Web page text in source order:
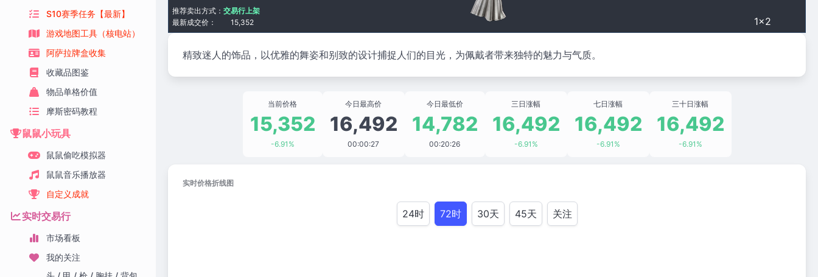
S10赛季任务【最新】
游戏地图工具（核电站）
阿萨拉牌盒收集
收藏品图鉴
物品单格价值
摩斯密码教程
鼠鼠小玩具
鼠鼠偷吃模拟器
鼠鼠音乐播放器
自定义成就
实时交易行
市场看板
我的关注
1×2
最新成交价： 15,352
推荐卖出方式： 交易行上架
精致迷人的饰品，以优雅的舞姿和别致的设计捕捉人们的目光，为佩戴者带来独特的魅力与气质。
当前价格
15,352
-6.91%
今日最高价
16,492
00:00:27
今日最低价
14,782
00:20:26
三日涨幅
16,492
-6.91%
七日涨幅
16,492
-6.91%
三十日涨幅
16,492
-6.91%
实时价格折线图
24时 72时 30天 45天 关注